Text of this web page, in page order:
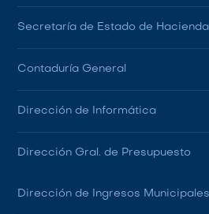
Secretaría de Estado de Hacienda
Contaduría General
Dirección de Informática
Dirección Gral. de Presupuesto
Dirección de Ingresos Municipales